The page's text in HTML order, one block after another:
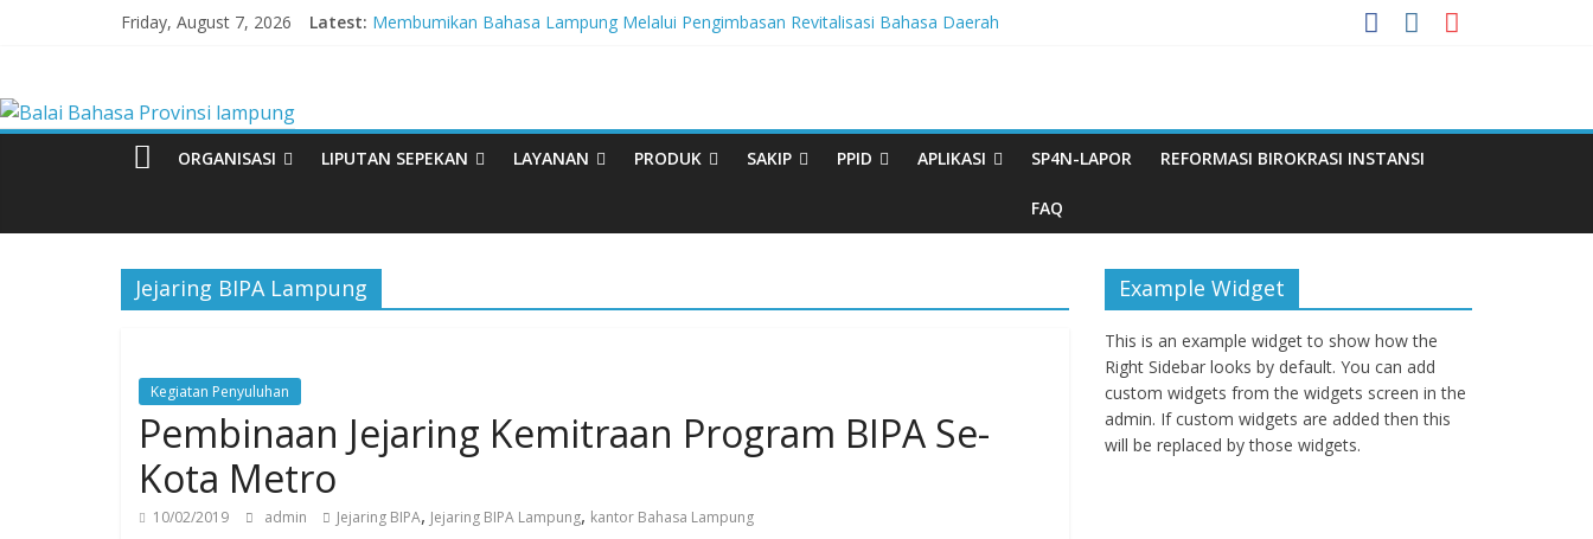
Friday, August 7, 2026 Latest: Membumikan Bahasa Lampung Melalui Pengimbasan Revitalisasi Bahasa Daerah
Babak Final Festival Musikalisasi Puisi Kembali Digelar
Balai
Bahasa
Provinsi
lampung
dan
Pembinaan
Bahasa
ORGANISASI LIPUTAN SEPEKAN LAYANAN PRODUK SAKIP PPID APLIKASI SP4N-LAPOR REFORMASI BIROKRASI INSTANSI
FAQ
Jejaring BIPA Lampung
Kegiatan Penyuluhan
Pembinaan Jejaring Kemitraan Program BIPA Se-
Kota Metro
10/02/2019 admin Jejaring BIPA, Jejaring BIPA Lampung, kantor Bahasa Lampung
Example Widget
This is an example widget to show how the
Right Sidebar looks by default. You can add
custom widgets from the widgets screen in the
admin. If custom widgets are added then this
will be replaced by those widgets.